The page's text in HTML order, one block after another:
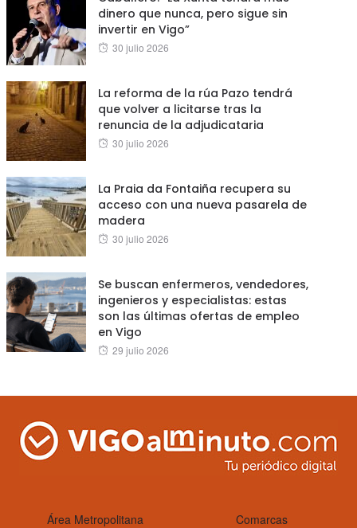
dinero que nunca, pero sigue sin
invertir en Vigo”
Posted
30 julio 2026
La reforma de la rúa Pazo tendrá
que volver a licitarse tras la
renuncia de la adjudicataria
Posted
30 julio 2026
La Praia da Fontaiña recupera su
acceso con una nueva pasarela de
madera
Posted
30 julio 2026
Se buscan enfermeros, vendedores,
ingenieros y especialistas: estas
son las últimas ofertas de empleo
en Vigo
Posted
29 julio 2026
Área Metropolitana Comarcas